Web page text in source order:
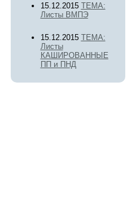
15.12.2015 ТЕМА:
Листы ВМПЭ
15.12.2015 ТЕМА:
Листы
КАШИРОВАННЫЕ
ПП и ПНД